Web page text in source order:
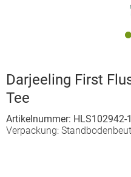
Darjeeling First
Tee
Artikelnummer: HLS102942-
Verpackung: